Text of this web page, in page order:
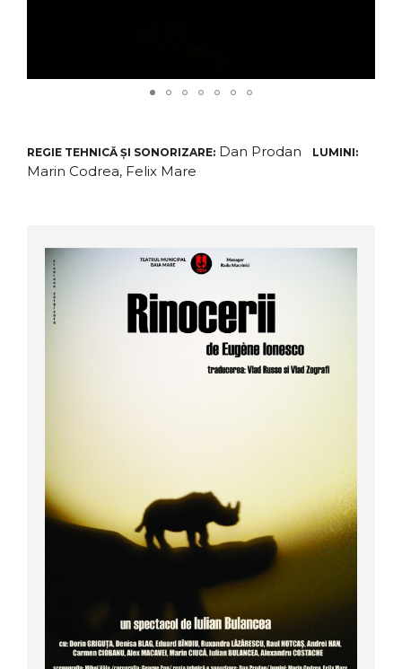
REGIE TEHNICĂ ȘI SONORIZARE: Dan Prodan LUMINI:
Marin Codrea, Felix Mare